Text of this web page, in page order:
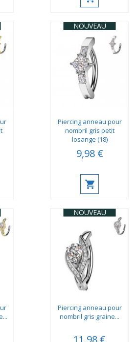
NOUVEAU
Piercing anneau pour
nombril gris petit
losange (18)
9,98 €
NOUVEAU
Piercing anneau pour
nombril gris graine...
11,98 €